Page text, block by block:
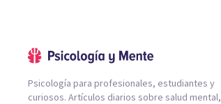
Psicología para profesionales, estudiantes y
curiosos. Artículos diarios sobre salud mental,